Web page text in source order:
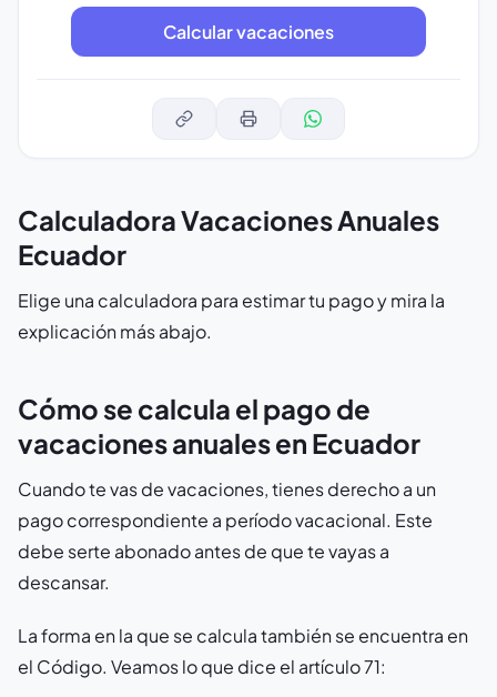
Calculadora Vacaciones Anuales
Ecuador
Elige una calculadora para estimar tu pago y mira la
explicación más abajo.
Cómo se calcula el pago de
vacaciones anuales en Ecuador
Cuando te vas de vacaciones, tienes derecho a un
pago correspondiente a período vacacional. Este
debe serte abonado antes de que te vayas a
descansar.
La forma en la que se calcula también se encuentra en
el Código. Veamos lo que dice el artículo 71: